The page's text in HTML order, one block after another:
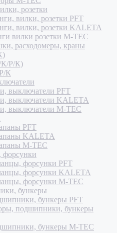
розетки
вилки, розетки PFT
вилки, розетки KALETA
вилки розетки M-TEC
расходомеры, краны
Р/К)
К
выключатели PFT
выключатели KALETA
выключатели M-TEC
PFT
KALETA
M-TEC
форсунки PFT
форсунки KALETA
форсунки M-TEC
бункеры
бункеры PFT
подшипники, бункеры
бункеры M-TEC